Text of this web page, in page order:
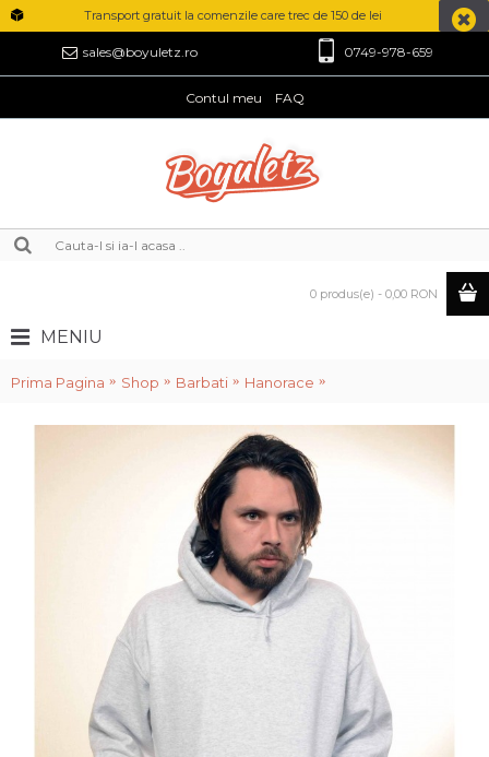
Transport gratuit la comenzile care trec de 150 de lei
sales@boyuletz.ro 0749-978-659
Contul meu FAQ
0 produs(e) - 0,00 RON
MENIU
Prima Pagina Shop Barbati Hanorace